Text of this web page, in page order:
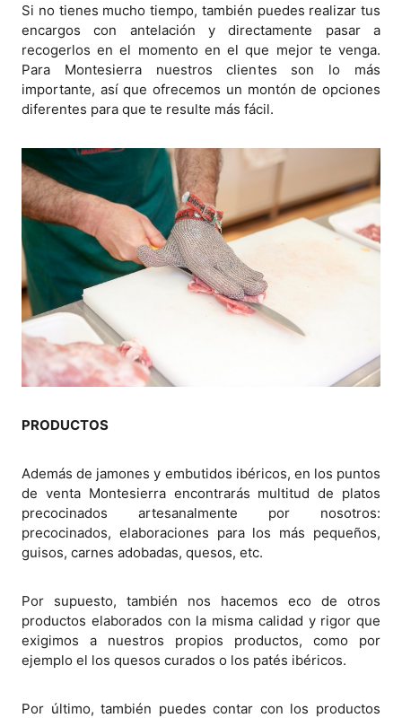
Si no tienes mucho tiempo, también puedes realizar tus
encargos con antelación y directamente pasar a
recogerlos en el momento en el que mejor te venga.
Para Montesierra nuestros clientes son lo más
importante, así que ofrecemos un montón de opciones
diferentes para que te resulte más fácil.
PRODUCTOS
Además de jamones y embutidos ibéricos, en los puntos
de venta Montesierra encontrarás multitud de platos
precocinados artesanalmente por nosotros:
precocinados, elaboraciones para los más pequeños,
guisos, carnes adobadas, quesos, etc.
Por supuesto, también nos hacemos eco de otros
productos elaborados con la misma calidad y rigor que
exigimos a nuestros propios productos, como por
ejemplo el los quesos curados o los patés ibéricos.
Por último, también puedes contar con los productos